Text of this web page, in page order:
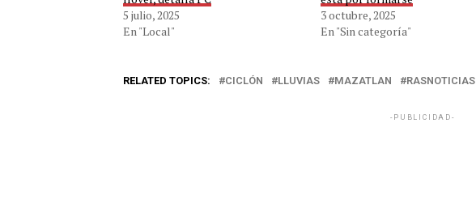
5 julio, 2025
En "Local"
3 octubre, 2025
En "Sin categoría"
RELATED TOPICS: CICLÓN LLUVIAS MAZATLAN RASNOTICIAS
-PUBLICIDAD-